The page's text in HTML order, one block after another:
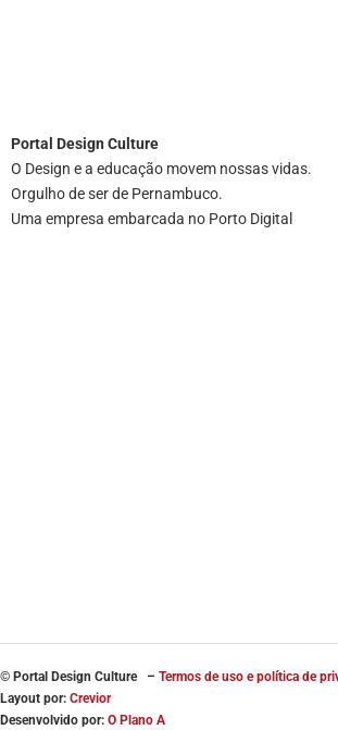
Portal Design Culture
O Design e a educação movem nossas vidas.
Orgulho de ser de Pernambuco.
Uma empresa embarcada no Porto Digital
© Portal Design Culture – Termos de uso e política de
Layout por: Crevior
Desenvolvido por: O Plano A